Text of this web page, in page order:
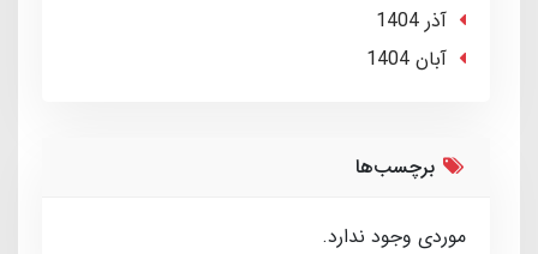
آذر 1404
آبان 1404
برچسب‌ها
موردی وجود ندارد.